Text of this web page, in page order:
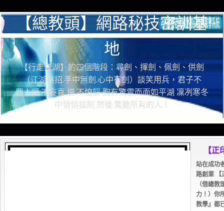
【總教頭】網路秘技密訓基
地
【行走江湖】的四個階段：尋劍、揮劍、佩劍、供劍
（江湖無招.手中無劍.心中有劍）談笑用兵，君子不
器！順.不妄喜 逆.不惶餒 胸有驚雷而面如平湖 凜冽寒冬
中悄悄拔劍 然後.驚艷所有的人！